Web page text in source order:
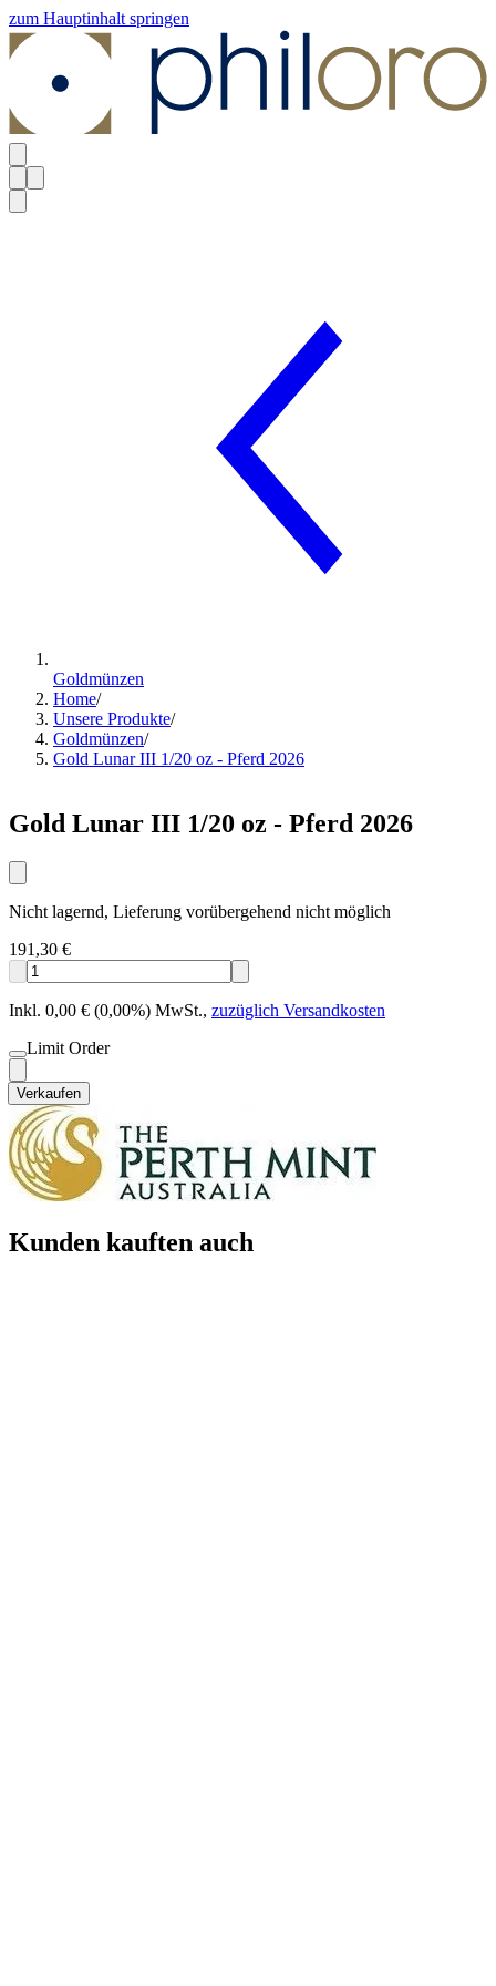
zum Hauptinhalt springen
Goldmünzen
Home/
Unsere Produkte/
Goldmünzen/
Gold Lunar III 1/20 oz - Pferd 2026
Gold Lunar III 1/20 oz - Pferd 2026
Nicht lagernd, Lieferung vorübergehend nicht möglich
191,30 €
Inkl. 0,00 € (0,00%) MwSt., zuzüglich Versandkosten
Limit Order
Verkaufen
Kunden kauften auch